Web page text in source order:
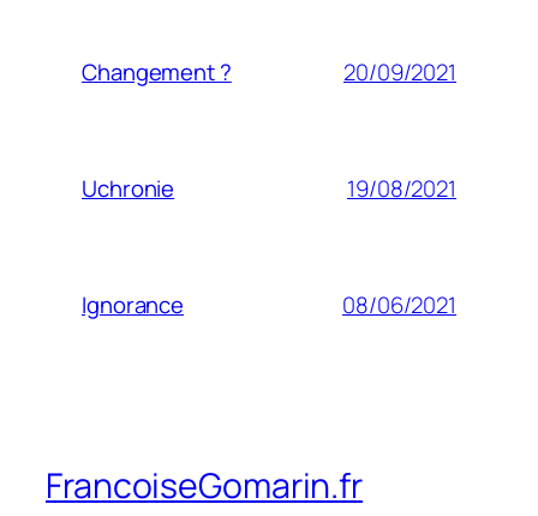
Changement ? 20/09/2021
Uchronie 19/08/2021
Ignorance 08/06/2021
FrancoiseGomarin.fr